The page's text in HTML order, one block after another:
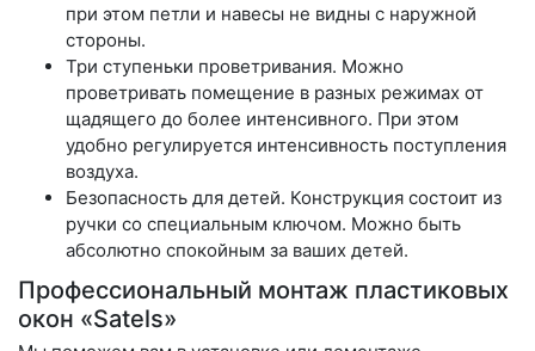
при этом петли и навесы не видны с наружной
стороны.
Три ступеньки проветривания. Можно
проветривать помещение в разных режимах от
щадящего до более интенсивного. При этом
удобно регулируется интенсивность поступления
воздуха.
Безопасность для детей. Конструкция состоит из
ручки со специальным ключом. Можно быть
абсолютно спокойным за ваших детей.
Профессиональный монтаж пластиковых
окон «Satels»